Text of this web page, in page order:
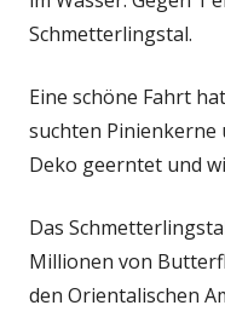
Schmetterlingstal.
Eine schöne Fahrt
suchten Pinienkerne
Deko geerntet und
Das
Millionen von
den Orientalischen